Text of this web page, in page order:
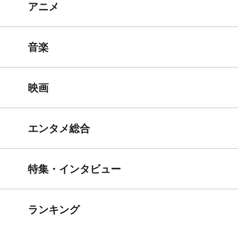
アニメ
音楽
映画
エンタメ総合
特集・インタビュー
ランキング